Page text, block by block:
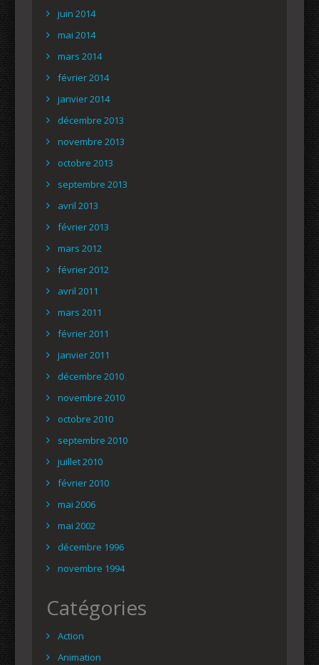
juin 2014
mai 2014
mars 2014
février 2014
janvier 2014
décembre 2013
novembre 2013
octobre 2013
septembre 2013
avril 2013
février 2013
mars 2012
février 2012
avril 2011
mars 2011
février 2011
janvier 2011
décembre 2010
novembre 2010
octobre 2010
septembre 2010
juillet 2010
février 2010
mai 2006
mai 2002
décembre 1996
novembre 1994
Catégories
Action
Animation